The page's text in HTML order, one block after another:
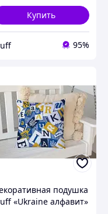
Купить
95%
подушка
«Ukraine алфавит»